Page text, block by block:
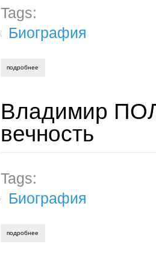
Tags:
Биография
подробнее
Владимир
вечность
Tags:
Биография
подробнее